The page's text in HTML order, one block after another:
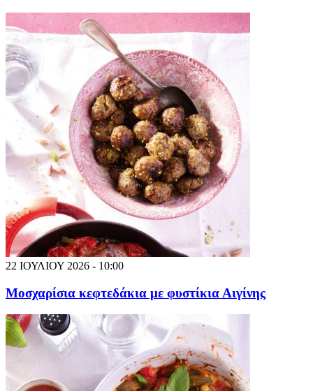
22 ΙΟΥΛΙΟΥ 2026 - 10:00
Μοσχαρίσια κεφτεδάκια με φυστίκια Αιγίνης